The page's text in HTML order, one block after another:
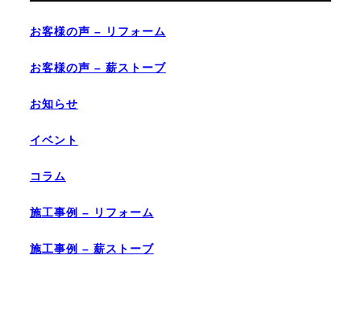
お客様の声 – リフォーム
お客様の声 – 薪ストーブ
お知らせ
イベント
コラム
施工事例 – リフォーム
施工事例 – 薪ストーブ